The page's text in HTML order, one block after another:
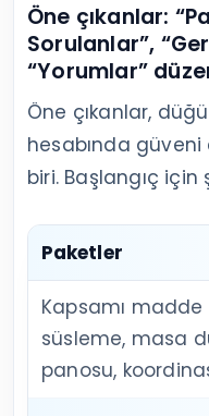
Öne çıkanlar:
Sorulanlar”,
“Yorumlar”
Öne çıkanlar,
hesabında güveni
biri. Başlangıç
Paketler
Kapsamı
süsleme, masa
panosu,